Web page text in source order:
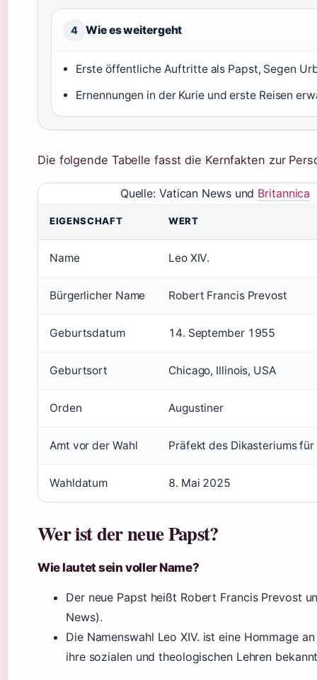
4 Wie es weitergeht
Erste öffentliche Auftritte als Papst, Segen
Ernennungen in der Kurie und erste Reisen
Die folgende Tabelle fasst die Kernfakten zur
Quelle: Vatican News und Britannica
EIGENSCHAFT WERT
Name Leo XIV.
Bürgerlicher Name Robert Francis Prevost
Geburtsdatum 14. September 1955
Geburtsort Chicago, Illinois, USA
Orden Augustiner
Amt vor der Wahl Präfekt des Dikasteriums
Wahldatum 8. Mai 2025
Wer ist der neue Papst?
Wie lautet sein voller Name?
Der neue Papst heißt Robert Francis Prevost
News).
Die Namenswahl Leo XIV. ist eine Hommage
ihre sozialen und theologischen Lehren